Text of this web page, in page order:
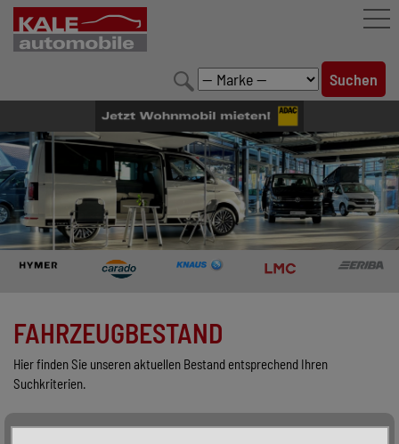
FAHRZEUGBESTAND
LEISTUNGEN
KONFIGURATOR
MARKENWELT
UNTERNEHMEN
FAHRZEUGBESTAND
Hier finden Sie unseren aktuellen Bestand entsprechend Ihren
Suchkriterien.
Alle Fahrzeuge